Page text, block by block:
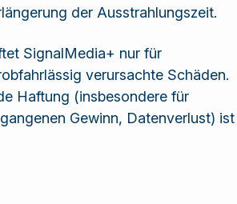
der Ausstrahlungszeit.
SignalMedia+ nur für
verursachte Schäden.
Haftung (insbesondere für
Gewinn, Datenverlust) ist